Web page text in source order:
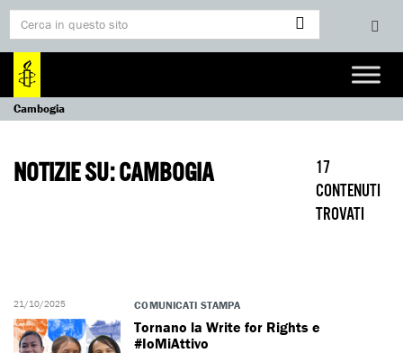
Cambogia
NOTIZIE SU: CAMBOGIA
17
CONTENUTI
TROVATI
21/10/2025 COMUNICATI STAMPA
Tornano la Write for Rights e
#IoMiAttivo